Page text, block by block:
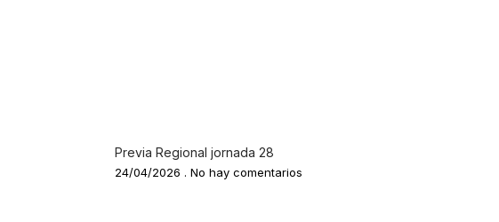
Previa Regional jornada 28
24/04/2026 No hay comentarios